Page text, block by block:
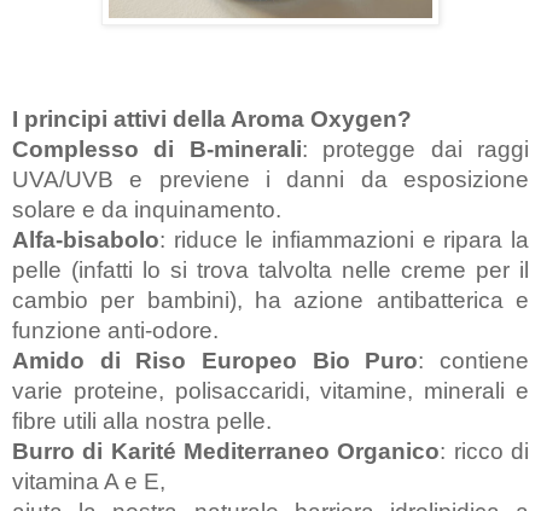
I principi attivi della Aroma Oxygen?
Complesso di B-minerali: protegge dai raggi
UVA/UVB e previene i danni da esposizione
solare e da inquinamento.
Alfa-bisabolo: riduce le infiammazioni e ripara la
pelle (infatti lo si trova talvolta nelle creme per il
cambio per bambini), ha azione antibatterica e
funzione anti-odore.
Amido di Riso Europeo Bio Puro: contiene
varie proteine, polisaccaridi, vitamine, minerali e
fibre utili alla nostra pelle.
Burro di Karité Mediterraneo Organico: ricco di
vitamina A e E,